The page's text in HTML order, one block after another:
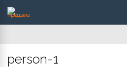
person-1